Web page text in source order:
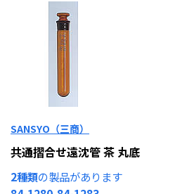
SANSYO（三商）
共通摺合せ遠沈管 茶 丸底
2種類の製品があります